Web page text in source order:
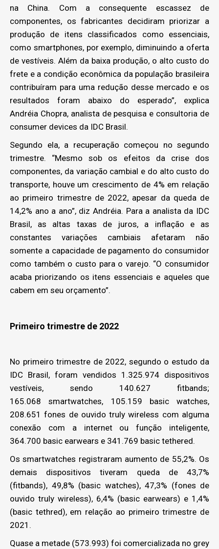
na China. Com a consequente escassez de
componentes, os fabricantes decidiram priorizar a
produção de itens classificados como essenciais,
como smartphones, por exemplo, diminuindo a oferta
de vestíveis. Além da baixa produção, o alto custo do
frete e a condição econômica da população brasileira
contribuíram para uma redução desse mercado e os
resultados foram abaixo do esperado”, explica
Andréia Chopra, analista de pesquisa e consultoria de
consumer devices da IDC Brasil.
Segundo ela, a recuperação começou no segundo
trimestre. “Mesmo sob os efeitos da crise dos
componentes, da variação cambial e do alto custo do
transporte, houve um crescimento de 4% em relação
ao primeiro trimestre de 2022, apesar da queda de
14,2% ano a ano”, diz Andréia. Para a analista da IDC
Brasil, as altas taxas de juros, a inflação e as
constantes variações cambiais afetaram não
somente a capacidade de pagamento do consumidor
como também o custo para o varejo. “O consumidor
acaba priorizando os itens essenciais e aqueles que
cabem em seu orçamento”.
Primeiro trimestre de 2022
No primeiro trimestre de 2022, segundo o estudo da
IDC Brasil, foram vendidos 1.325.974 dispositivos
vestíveis, sendo 140.627 fitbands;
165.068 smartwatches, 105.159 basic watches,
208.651 fones de ouvido truly wireless com alguma
conexão com a internet ou função inteligente,
364.700 basic earwears e 341.769 basic tethered.
Os smartwatches registraram aumento de 55,2%. Os
demais dispositivos tiveram queda de 43,7%
(fitbands), 49,8% (basic watches), 47,3% (fones de
ouvido truly wireless), 6,4% (basic earwears) e 1,4%
(basic tethred), em relação ao primeiro trimestre de
2021.
Quase a metade (573.993) foi comercializada no grey